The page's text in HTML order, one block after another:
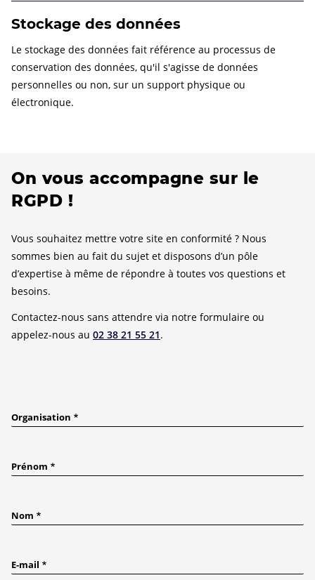
Stockage des données
Le stockage des données fait référence au processus de
conservation des données, qu'il s'agisse de données
personnelles ou non, sur un support physique ou
électronique.
On vous accompagne sur le
RGPD !
Vous souhaitez mettre votre site en conformité ? Nous
sommes bien au fait du sujet et disposons d’un pôle
d’expertise à même de répondre à toutes vos questions et
besoins.
Contactez-nous sans attendre via notre formulaire ou
appelez-nous au 02 38 21 55 21.
Organisation
Prénom
Nom
E-mail